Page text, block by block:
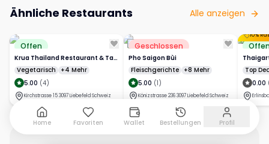
Ähnliche Restaurants Alle anzeigen
Offen
Krua Thailand Restaurant & Takeaway
Vegetarisch
+4 Mehr
5.00 (4)
Kirchstrasse 15 3097 Liebefeld Schweiz
Geschlossen
Pho Saigon Bùi
Fleischgerichte +8 Mehr
5.00 (1)
Könizstrasse 236 3097 Liebefeld Schweiz
Top
0.00
Home Favoriten Wallet Bestellungen Profil